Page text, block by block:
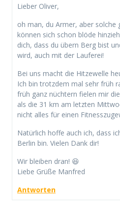
Lieber Oliver,
oh man, du Armer, aber solche
können sich schon blöde
dich, dass du übern Berg bist
wird, auch mit der Lauferei!
Bei uns macht die Hitzewelle
Ich bin trotzdem mal sehr früh
früh ganz nüchtern fielen mir
als die 31 km am letzten
nicht alles für einen
Natürlich hoffe auch ich, dass
Berlin bin. Vielen Dank dir!
Wir bleiben dran! 😆
Liebe Grüße Manfred
Antworten